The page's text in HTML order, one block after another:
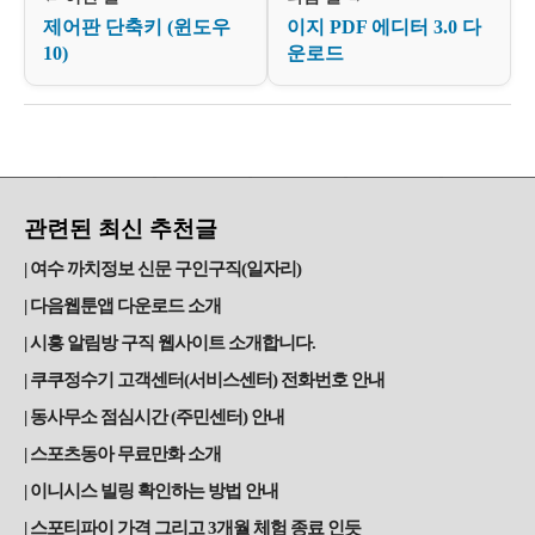
제어판 단축키 (윈도우
10)
이지 PDF 에디터 3.0 다
운로드
관련된 최신 추천글
여수 까치정보 신문 구인구직(일자리)
다음웹툰앱 다운로드 소개
시흥 알림방 구직 웹사이트 소개합니다.
쿠쿠정수기 고객센터(서비스센터) 전화번호 안내
동사무소 점심시간 (주민센터) 안내
스포츠동아 무료만화 소개
이니시스 빌링 확인하는 방법 안내
스포티파이 가격 그리고 3개월 체험 종료 인듯